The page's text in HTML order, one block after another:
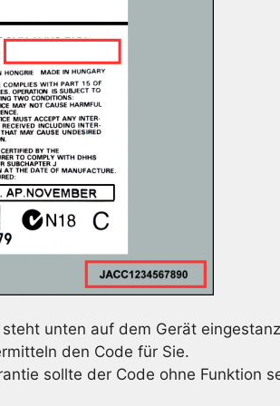
unten auf dem Gerät
den Code für Sie.
sollte der Code ohne Funktion